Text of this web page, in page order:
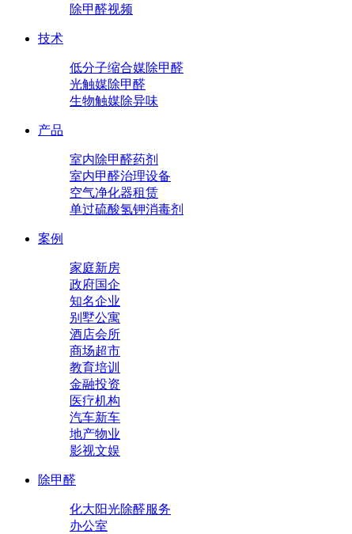
除甲醛视频
技术
低分子缩合媒除甲醛
光触媒除甲醛
生物触媒除异味
产品
室内除甲醛药剂
室内甲醛治理设备
空气净化器租赁
单过硫酸氢钾消毒剂
案例
家庭新房
政府国企
知名企业
别墅公寓
酒店会所
商场超市
教育培训
金融投资
医疗机构
汽车新车
地产物业
影视文娱
除甲醛
化大阳光除醛服务
办公室